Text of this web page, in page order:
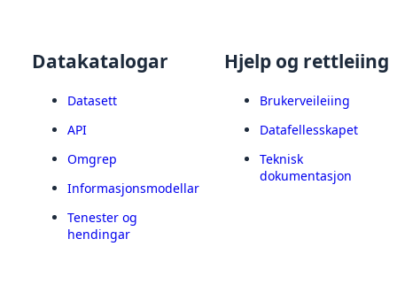
Datakatalogar
Datasett
API
Omgrep
Informasjonsmodellar
Tenester og
hendingar
Hjelp og rettleiing
Brukerveileiing
Datafellesskapet
Teknisk
dokumentasjon